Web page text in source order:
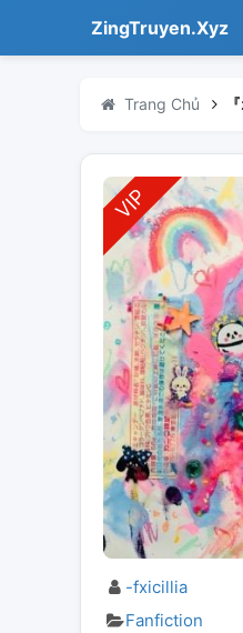
ZingTruyen.Xyz
Trang Chủ
-fxicillia
Fanfiction